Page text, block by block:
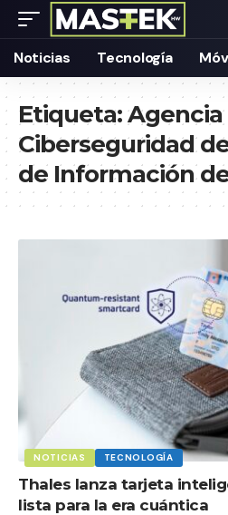
Noticias Tecnología
Etiqueta:Agencia
Ciberseguridad
de Información
NOTICIAS TECNOLOGÍA
Thales lanza tarjeta
lista para la era cuántica